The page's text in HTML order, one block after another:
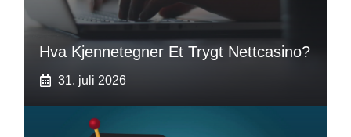
Hva Kjennetegner Et Trygt Nettcasino?
31. juli 2026